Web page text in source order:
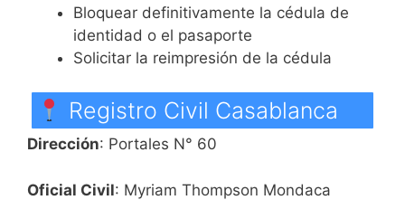
Bloquear definitivamente la cédula de
identidad o el pasaporte
Solicitar la reimpresión de la cédula
Registro Civil Casablanca
Dirección: Portales N° 60
Oficial Civil: Myriam Thompson Mondaca